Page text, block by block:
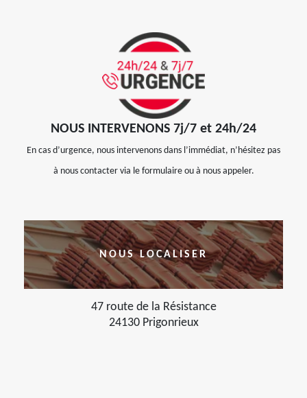
NOUS INTERVENONS 7j/7 et 24h/24
En cas d’urgence, nous intervenons dans l’immédiat, n’hésitez pas
à nous contacter via le formulaire ou à nous appeler.
NOUS LOCALISER
47 route de la Résistance
24130 Prigonrieux